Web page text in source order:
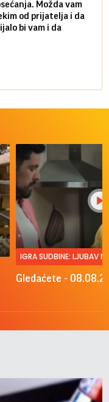
Možda vam
od prijatelja i da
bi vam i da
IGRA SUDBINE: LJUBAV
Gledaćete -